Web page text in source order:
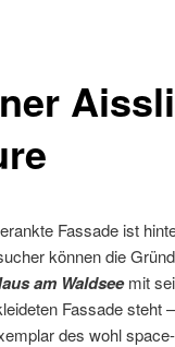
Fassade ist
können die
am Waldseemit
Fassade steht
des wohl